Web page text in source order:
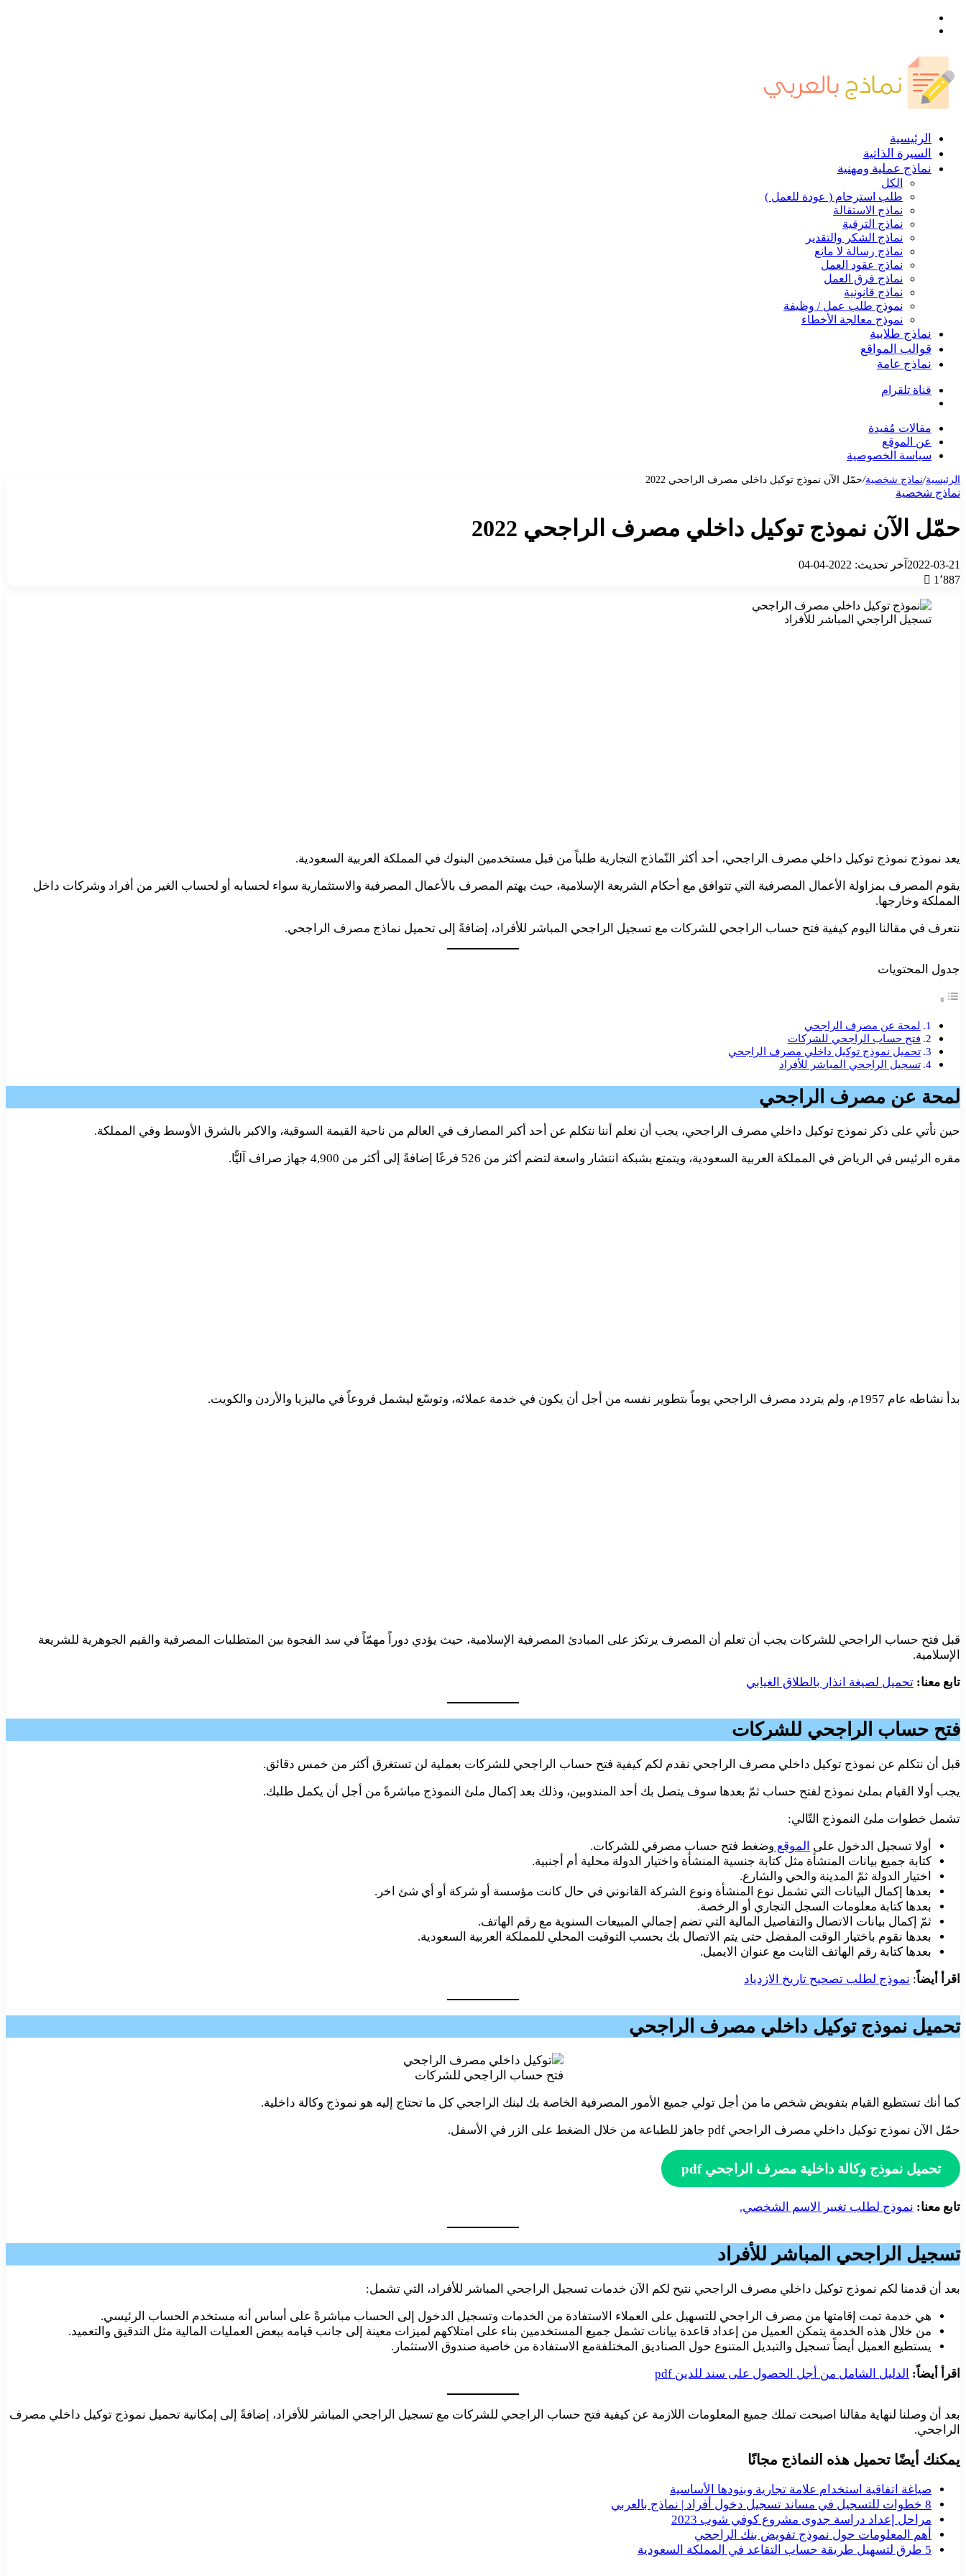
الرئيسية
السيرة الذاتية
نماذج عملية ومهنية
الكل
طلب استرحام ( عودة للعمل )
نماذج الاستقالة
نماذج الترقية
نماذج الشكر والتقدير
نماذج رسالة لا مانع
نماذج عقود العمل
نماذج فرق العمل
نماذج قانونية
نموذج طلب عمل / وظيفة
نموذج معالجة الأخطاء
نماذج طلابية
قوالب المواقع
نماذج عامة
قناة تلقرام
مقالات مُفيدة
عن الموقع
سياسة الخصوصية
الرئيسية/نماذج شخصية/حمّل الآن نموذج توكيل داخلي مصرف الراجحي 2022
نماذج شخصية
حمّل الآن نموذج توكيل داخلي مصرف الراجحي 2022
2022-03-21 آخر تحديث: 2022-04-04
1٬887
تسجيل الراجحي المباشر للأفراد
يعد نموذج نموذج توكيل داخلي مصرف الراجحي، أحد أكثر النّماذج التجارية طلباً من قبل مستخدمين البنوك في المملكة العربية السعودية.
يقوم المصرف بمزاولة الأعمال المصرفية التي تتوافق مع أحكام الشريعة الإسلامية، حيث يهتم المصرف بالأعمال المصرفية والاستثمارية سواء لحسابه أو لحساب الغير من أفراد وشركات داخل
المملكة وخارجها.
نتعرف في مقالنا اليوم كيفية فتح حساب الراجحي للشركات مع تسجيل الراجحي المباشر للأفراد، إضافةً إلى تحميل نماذج مصرف الراجحي.
جدول المحتويات
لمحة عن مصرف الراجحي
فتح حساب الراجحي للشركات
تحميل نموذج توكيل داخلي مصرف الراجحي
تسجيل الراجحي المباشر للأفراد
لمحة عن مصرف الراجحي
حين نأتي على ذكر نموذج توكيل داخلي مصرف الراجحي، يجب أن نعلم أننا نتكلم عن أحد أكبر المصارف في العالم من ناحية القيمة السوقية، والاكبر بالشرق الأوسط وفي المملكة.
مقره الرئيس في الرياض في المملكة العربية السعودية، ويتمتع بشبكة انتشار واسعة لتضم أكثر من 526 فرعًا إضافةً إلى أكثر من 4,900 جهاز صراف آليًّا.
بدأ نشاطه عام 1957م، ولم يتردد مصرف الراجحي يوماً بتطوير نفسه من أجل أن يكون في خدمة عملائه، وتوسّع ليشمل فروعاً في ماليزيا والأردن والكويت.
قبل فتح حساب الراجحي للشركات يجب أن تعلم أن المصرف يرتكز على المبادئ المصرفية الإسلامية، حيث يؤدي دوراً مهمّاً في سد الفجوة بين المتطلبات المصرفية والقيم الجوهرية للشريعة
الإسلامية.
تابع معنا: تحميل لصيغة انذار بالطلاق الغيابي
فتح حساب الراجحي للشركات
قبل أن نتكلم عن نموذج توكيل داخلي مصرف الراجحي نقدم لكم كيفية فتح حساب الراجحي للشركات بعملية لن تستغرق أكثر من خمس دقائق.
يجب أولا القيام بملئ نموذج لفتح حساب ثمّ بعدها سوف يتصل بك أحد المندوبين، وذلك بعد إكمال ملئ النموذج مباشرةً من أجل أن يكمل طلبك.
تشمل خطوات ملئ النموذج التّالي:
أولا تسجيل الدخول على الموقع وضغط فتح حساب مصرفي للشركات.
كتابة جميع بيانات المنشأة مثل كتابة جنسية المنشأة واختيار الدولة محلية أم أجنبية.
اختيار الدولة ثمّ المدينة والحي والشارع.
بعدها إكمال البيانات التي تشمل نوع المنشأة ونوع الشركة القانوني في حال كانت مؤسسة أو شركة أو أي شئ اخر.
بعدها كتابة معلومات السجل التجاري أو الرخصة.
ثمّ إكمال بيانات الاتصال والتفاصيل المالية التي تضم إجمالي المبيعات السنوية مع رقم الهاتف.
بعدها نقوم باختيار الوقت المفضل حتى يتم الاتصال بك بحسب التوقيت المحلي للمملكة العربية السعودية.
بعدها كتابة رقم الهاتف الثابت مع عنوان الايميل.
اقرأ أيضاً: نموذج لطلب تصحيح تاريخ الازدياد
تحميل نموذج توكيل داخلي مصرف الراجحي
فتح حساب الراجحي للشركات
كما أنك تستطيع القيام بتفويض شخص ما من أجل تولي جميع الأمور المصرفية الخاصة بك لبنك الراجحي كل ما تحتاج إليه هو نموذج وكالة داخلية.
حمّل الآن نموذج توكيل داخلي مصرف الراجحي pdf جاهز للطباعة من خلال الضغط على الزر في الأسفل.
تحميل نموذج وكالة داخلية مصرف الراجحي pdf
تابع معنا: نموذج لطلب تغيير الاسم الشخصي.
تسجيل الراجحي المباشر للأفراد
بعد أن قدمنا لكم نموذج توكيل داخلي مصرف الراجحي نتيح لكم الآن خدمات تسجيل الراجحي المباشر للأفراد، التي تشمل:
هي خدمة تمت إقامتها من مصرف الراجحي للتسهيل على العملاء الاستفادة من الخدمات وتسجيل الدخول إلى الحساب مباشرةً على أساس أنه مستخدم الحساب الرئيسي.
من خلال هذه الخدمة يتمكن العميل من إعداد قاعدة بيانات تشمل جميع المستخدمين بناء على امتلاكهم لميزات معينة إلى جانب قيامه ببعض العمليات المالية مثل التدقيق والتعميد.
يستطيع العميل أيضاً تسجيل والتبديل المتنوع حول الصناديق المختلفةمع الاستفادة من خاصية صندوق الاستثمار.
اقرأ أيضاً: الدليل الشامل من أجل الحصول على سند للدين pdf
بعد أن وصلنا لنهاية مقالنا اصبحت تملك جميع المعلومات اللازمة عن كيفية فتح حساب الراجحي للشركات مع تسجيل الراجحي المباشر للأفراد، إضافةً إلى إمكانية تحميل نموذج توكيل داخلي مصرف
الراجحي.
يمكنك أيضًا تحميل هذه النماذج مجانًا
صياغة اتفاقية استخدام علامة تجارية وبنودها الأساسية
8 خطوات للتسجيل في مساند تسجيل دخول أفراد | نماذج بالعربي
مراحل إعداد دراسة جدوى مشروع كوفي شوب 2023
أهم المعلومات حول نموذج تفويض بنك الراجحي
5 طرق لتسهيل طريقة حساب التقاعد في المملكة السعودية